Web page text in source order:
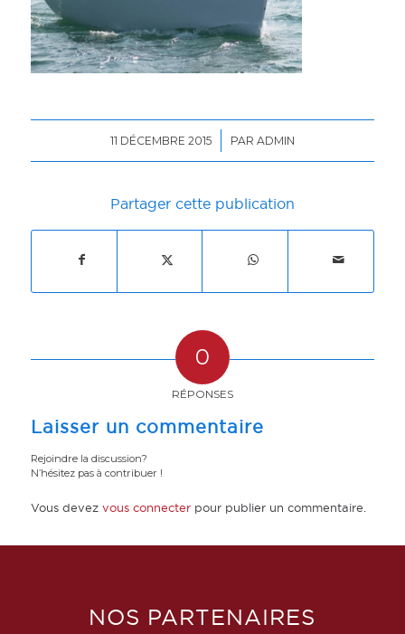
11 DÉCEMBRE 2015
/ PAR ADMIN
Partager cette publication
0
RÉPONSES
Laisser un commentaire
Rejoindre la discussion?
N’hésitez pas à contribuer !
Vous devez vous connecterpour publier un commentaire.
NOS PARTENAIRES